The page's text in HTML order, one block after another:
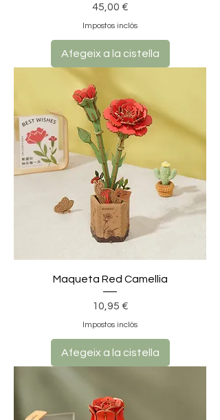
Preu
45,00 €
Impostos inclòs
Afegeix a la cistella
Maqueta Red Camellia
Preu
10,95 €
Impostos inclòs
Afegeix a la cistella